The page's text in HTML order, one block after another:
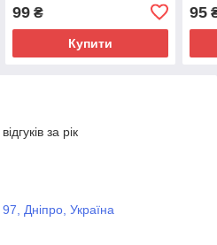
99₴
Купити
95
за рік
Дніпро, Україна